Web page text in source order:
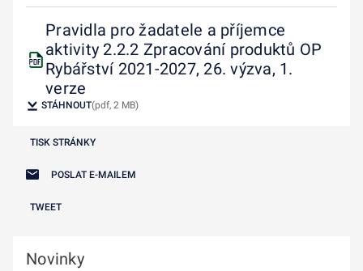
Pravidla pro žadatele a příjemce
aktivity 2.2.2 Zpracování produktů OP
Rybářství 2021-2027, 26. výzva, 1.
verze
STÁHNOUT(pdf, 2 MB)
TISK STRÁNKY
POSLAT E-MAILEM
TWEET
Novinky